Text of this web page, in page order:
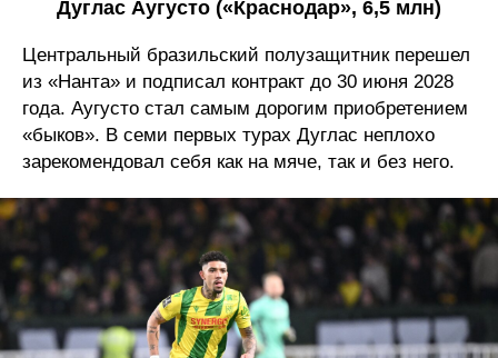
Дуглас Аугусто («Краснодар», 6,5 млн)
Центральный бразильский полузащитник перешел
из «Нанта» и подписал контракт до 30 июня 2028
года. Аугусто стал самым дорогим приобретением
«быков». В семи первых турах Дуглас неплохо
зарекомендовал себя как на мяче, так и без него.